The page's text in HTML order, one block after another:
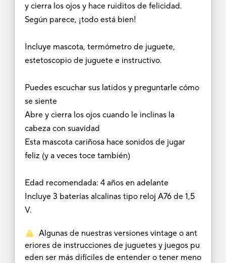
y cierra los ojos y hace ruiditos de felicidad.
Según parece, ¡todo está bien!
Incluye mascota, termómetro de juguete,
estetoscopio de juguete e instructivo.
Puedes escuchar sus latidos y preguntarle cómo
se siente
Abre y cierra los ojos cuando le inclinas la
cabeza con suavidad
Esta mascota cariñosa hace sonidos de jugar
feliz (y a veces toce también)
Edad recomendada: 4 años en adelante
Incluye 3 baterías alcalinas tipo reloj A76 de 1,5
V.
Algunas de nuestras versiones vintage o ant
eriores de instrucciones de juguetes y juegos pu
eden ser más difíciles de entender o tener meno